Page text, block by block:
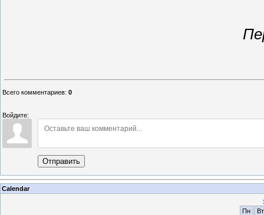
Всего комментариев: 0
Войдите:
Отправить
Calendar
Пн
Вт